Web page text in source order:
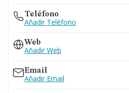
Teléfono
Añadir Teléfono
Web
Añadir Web
Email
Añadir Email